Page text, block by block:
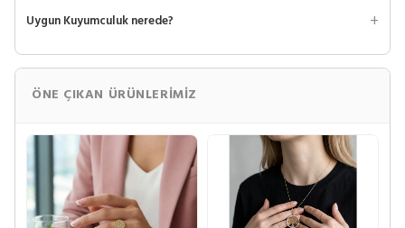
Uygun Kuyumculuk nerede?
ÖNE ÇIKAN ÜRÜNLERIMIZ